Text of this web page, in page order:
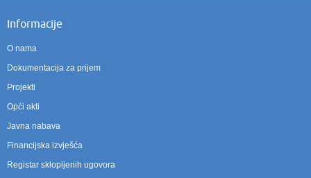
Informacije
O nama
Dokumentacija za prijem
Projekti
Opći akti
Javna nabava
Financijska izvješća
Registar sklopljenih ugovora